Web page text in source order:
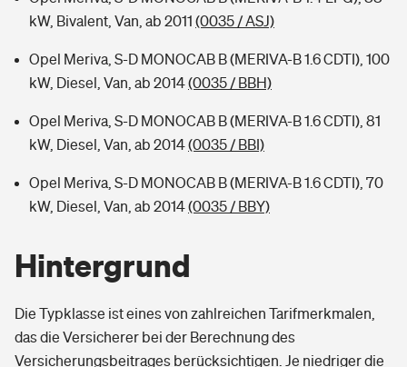
kW, Bivalent, Van, ab 2011 (0035 / ASJ)
Opel Meriva, S-D MONOCAB B (MERIVA-B 1.6 CDTI), 100
kW, Diesel, Van, ab 2014(0035 / BBH)
Opel Meriva, S-D MONOCAB B (MERIVA-B 1.6 CDTI), 81
kW, Diesel, Van, ab 2014(0035 / BBI)
Opel Meriva, S-D MONOCAB B (MERIVA-B 1.6 CDTI), 70
kW, Diesel, Van, ab 2014(0035 / BBY)
Hintergrund
Die Typklasse ist eines von zahlreichen Tarifmerkmalen,
das die Versicherer bei der Berechnung des
Versicherungsbeitrages berücksichtigen. Je niedriger die